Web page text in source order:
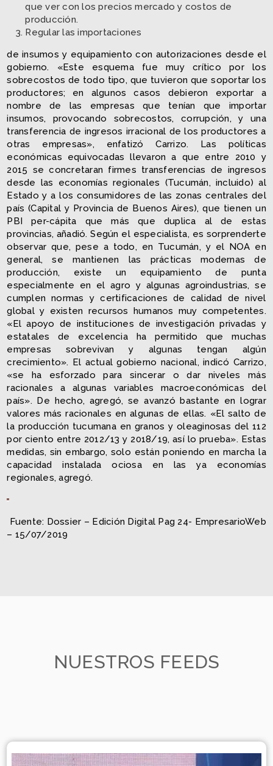
que ver con los precios mercado y costos de
producción.
Regular las importaciones
de insumos y equipamiento con autorizaciones desde el
gobierno. «Este esquema fue muy crítico por los
sobrecostos de todo tipo, que tuvieron que soportar los
productores; en algunos casos debieron exportar a
nombre de las empresas que tenían que importar
insumos, provocando sobrecostos, corrupción, y una
transferencia de ingresos irracional de los productores a
otras empresas», enfatizó Carrizo. Las políticas
económicas equivocadas llevaron a que entre 2010 y
2015 se concretaran firmes transferencias de ingresos
desde las economías regionales (Tucumán, incluido) al
Estado y a los consumidores de las zonas centrales del
país (Capital y Provincia de Buenos Aires), que tienen un
PBI per-cápita que más que duplica al de estas
provincias, añadió. Según el especialista, es sorprenderte
observar que, pese a todo, en Tucumán, y el NOA en
general, se mantienen las prácticas modernas de
producción, existe un equipamiento de punta
especialmente en el agro y algunas agroindustrias, se
cumplen normas y certificaciones de calidad de nivel
global y existen recursos humanos muy competentes.
«El apoyo de instituciones de investigación privadas y
estatales de excelencia ha permitido que muchas
empresas sobrevivan y algunas tengan algún
crecimiento». El actual gobierno nacional, indicó Carrizo,
«se ha esforzado para sincerar o dar niveles más
racionales a algunas variables macroeconómicas del
país». De hecho, agregó, se avanzó bastante en lograr
valores más racionales en algunas de ellas. «El salto de
la producción tucumana en granos y oleaginosas del 112
por ciento entre 2012/­13 y 2018­/19, así lo prueba». Estas
medidas, sin embargo, solo están poniendo en marcha la
capacidad instalada ociosa en las ya economías
regionales, agregó.
Fuente: Dossier – Edición Digital Pag 24- EmpresarioWeb
– 15/07/2019
NUESTROS FEEDS